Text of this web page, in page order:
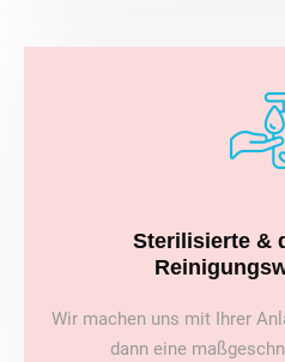
Sterilisierte &
Wir machen uns mit Ihrer
dann eine